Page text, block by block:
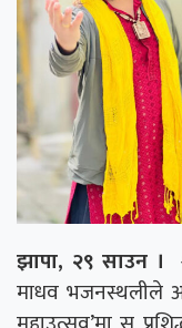
झापा, २९ साउन ।
माधव भजनस्थलीले